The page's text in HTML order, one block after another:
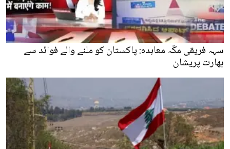
سہہ فریقی مکّہ معاہدہ: پاکستان کو ملنے والے فوائد سے
بھارت پریشان